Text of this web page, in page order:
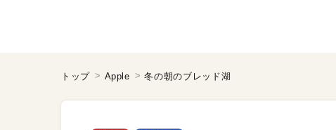
トップ Apple 冬の朝のブレッド湖